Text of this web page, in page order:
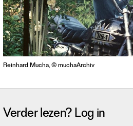
Reinhard Mucha, © muchaArchiv
Verder lezen? Log in